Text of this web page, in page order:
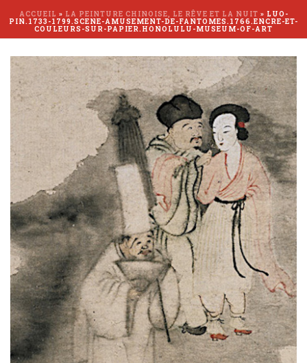
ACCUEIL » LA PEINTURE CHINOISE, LE RÊVE ET LA NUIT » LUO-
PIN.1733-1799.SCENE-AMUSEMENT-DE-FANTOMES.1766.ENCRE-ET-
COULEURS-SUR-PAPIER.HONOLULU-MUSEUM-OF-ART